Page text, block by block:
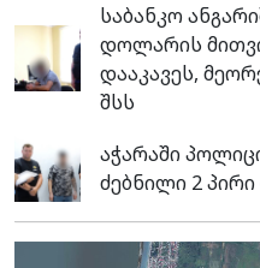
საბანკო
დოლარის
დააკავეს,
შსს
აჭარაში
ძებნილი 2 პირი